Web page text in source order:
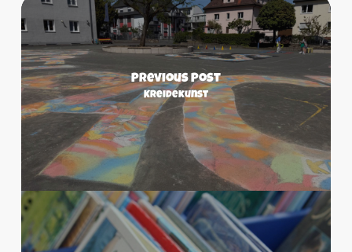
Previous Post
Kreidekunst